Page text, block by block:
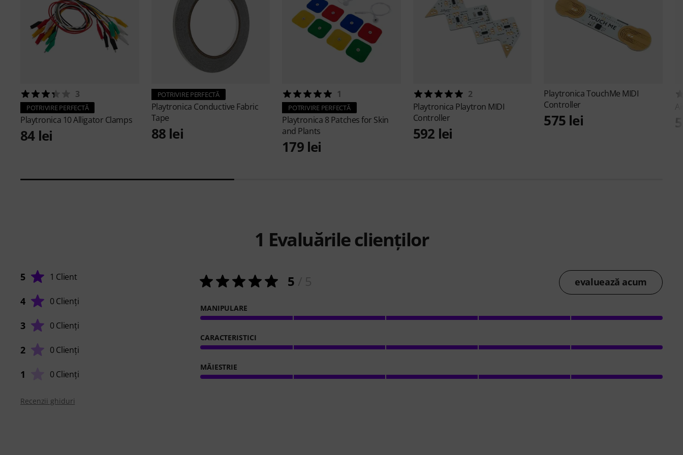
3
POTRIVIRE PERFECTĂ
Playtronica 10 Alligator Clamps
84 lei
POTRIVIRE PERFECTĂ
Playtronica Conductive Fabric
Tape
88 lei
1
POTRIVIRE PERFECTĂ
Playtronica 8 Patches for Skin
and Plants
179 lei
2
Playtronica Playtron MIDI
Controller
592 lei
PlaytronicaTouchMe MIDI
Controller
575 lei
1 Evaluările clienților
5 1 Client
4 0 Clienți
3 0 Clienți
2 0 Clienți
1 0 Clienți
5 evaluează acum
MANIPULARE
CARACTERISTICI
MĂIESTRIE
Recenzii ghiduri